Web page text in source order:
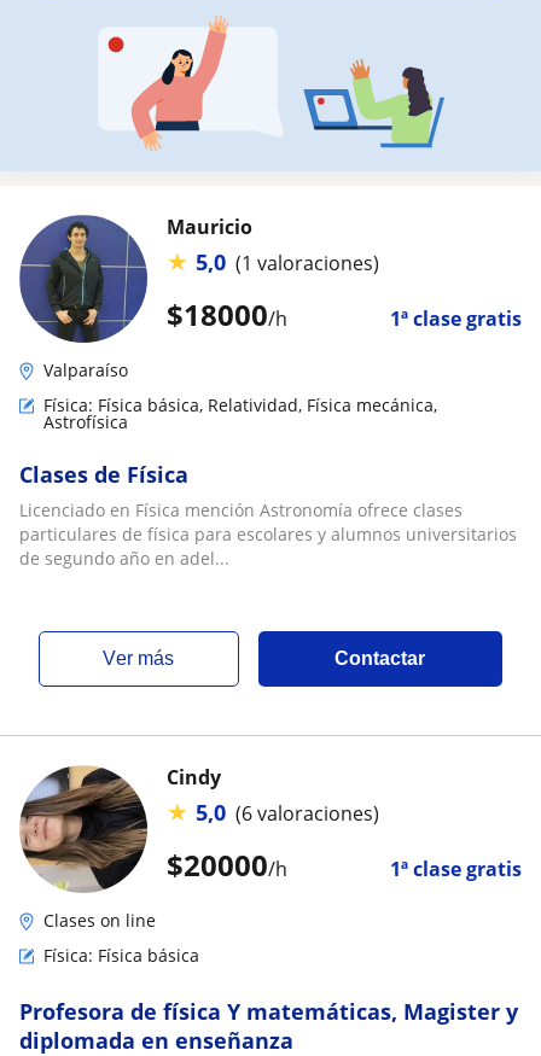
$18000/h 1ª clase gratis
Mauricio
★ 5,0 (1 valoraciones)
Valparaíso
Física: Física básica, Relatividad, Física mecánica,
Astrofísica
Clases de Física
Licenciado en Física mención Astronomía ofrece clases
particulares de física para escolares y alumnos universitarios
de segundo año en adel...
ver más Contactar
$20000/h 1ª clase gratis
Cindy
★ 5,0 (6 valoraciones)
Clases on line
Física: Física básica
Profesora de física Y matemáticas, Magister y
diplomada en enseñanza